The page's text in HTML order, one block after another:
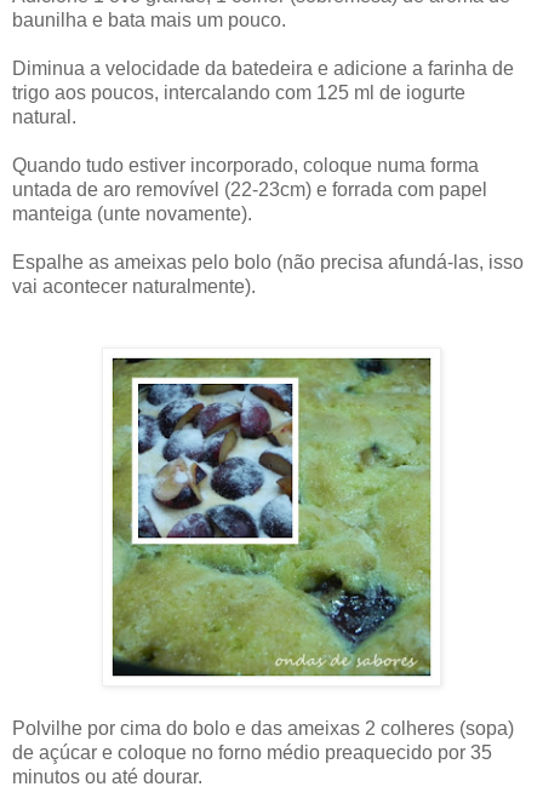
baunilha e bata mais um pouco.
Diminua a velocidade da batedeira e adicione a farinha de
trigo aos poucos, intercalando com 125 ml de iogurte
natural.
Quando tudo estiver incorporado, coloque numa forma
untada de aro removível (22-23cm) e forrada com papel
manteiga (unte novamente).
Espalhe as ameixas pelo bolo (não precisa afundá-las, isso
vai acontecer naturalmente).
Polvilhe por cima do bolo e das ameixas 2 colheres (sopa)
de açúcar e coloque no forno médio preaquecido por 35
minutos ou até dourar.